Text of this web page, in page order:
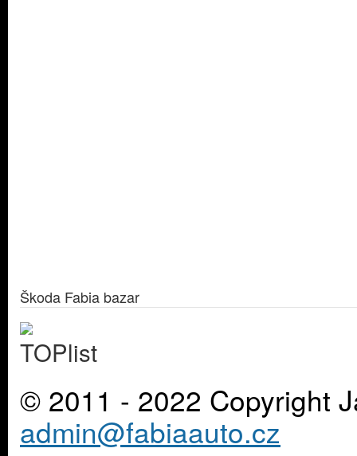
Škoda Fabia bazar
© 2011 - 2022 Copyright
admin@fabiaauto.cz